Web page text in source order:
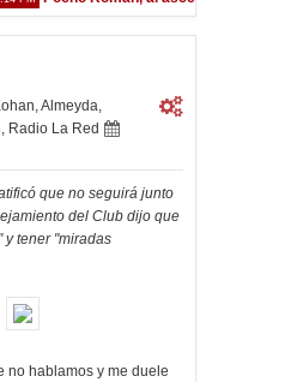
,Almeyda,
, Radio La Red
que no seguirá junto
del Club dijo que
y tener "miradas
no hablamos y me duele